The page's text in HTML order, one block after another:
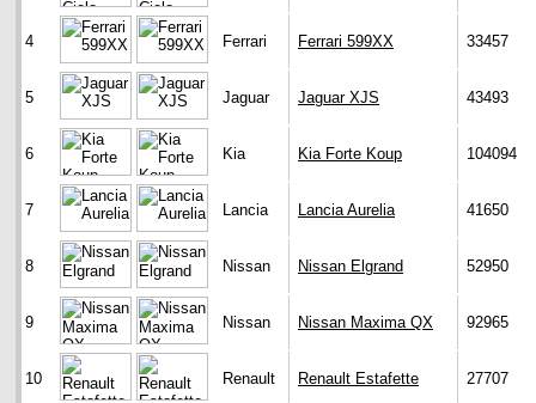
4 Ferrari Ferrari 599XX 33457
5 Jaguar Jaguar XJS 43493
6 Kia Kia Forte Koup 104094
7 Lancia Lancia Aurelia 41650
8 Nissan Nissan Elgrand 52950
9 Nissan Nissan Maxima QX 92965
10 Renault Renault Estafette 27707